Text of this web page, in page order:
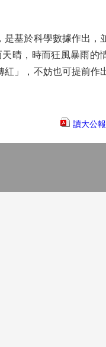
基於科學數據作出，
晴，時而狂風暴雨的
」，不妨也可提前作
讀大公